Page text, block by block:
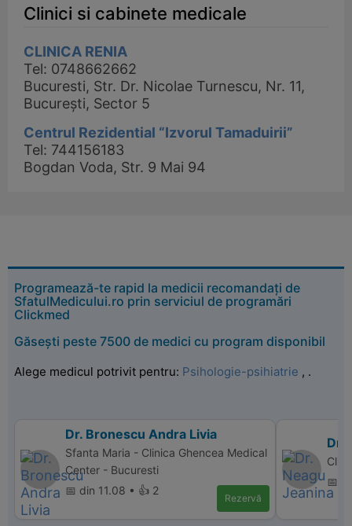
Clinici si cabinete medicale
CLINICA RENIA
Tel: 0748662662
Bucuresti, Str. Dr. Nicolae Turnescu, Nr. 11,
București, Sector 5
Centrul Rezidential “Izvorul Tamaduirii”
Tel: 744156183
Bogdan Voda, Str. 9 Mai 94
Programează-te rapid la medicii recomandați de
SfatulMedicului.ro prin serviciul de programări
Clickmed
Găsești peste 7500 de medici cu program disponibil
Alege medicul potrivit pentru: Psihologie-psihiatrie , .
Dr. Bronescu Andra Livia
Sfanta Maria - Clinica Ghencea Medical
Center - Bucuresti
📅 din 11.08 • 👍 2
Rezervă
Dr.
📅